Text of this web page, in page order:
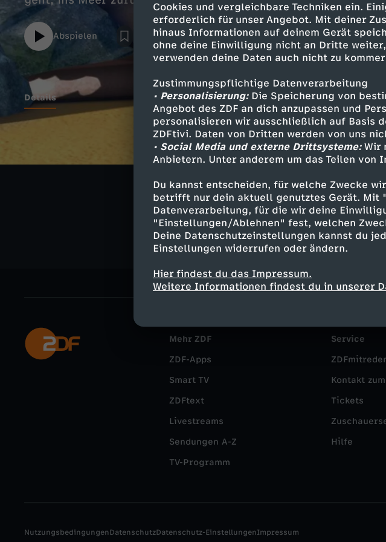
Cookies und vergleichbare Techniken ein.
erforderlich für unser Angebot. Mit deiner
hinaus Informationen auf deinem Gerät
ohne deine Einwilligung nicht an Dritte
verwenden deine Daten auch nicht zu
Zustimmungspflichtige Datenverarbeitung
• Personalisierung:Die Speicherung von
Angebot des ZDF an dich anzupassen und
personalisieren wir ausschließlich auf Basis
ZDFtivi. Daten von Dritten werden von uns
• Social Media und externe Drittsysteme:Wir
Anbietern. Unter anderem um das Teilen von
Du kannst entscheiden, für welche Zwecke
betrifft nur dein aktuell genutztes Gerät. Mit
Datenverarbeitung, für die wir deine
"Einstellungen/Ablehnen" fest, welchen
Deine Datenschutzeinstellungen kannst du
Einstellungen widerrufen oder ändern.
Hier findest du das Impressum.
Weitere Informationen findest du in unserer
Abspielen
Details
Ähnliche Inhalte
Abenteuer Animation fröhlich
Wickie und die starken Männer
Mehr ZDF
ZDF-Apps
Smart TV
ZDFtext
Livestreams
Sendungen A-Z
TV-Programm
Service
Kontakt
Tickets
Hilfe
NutzungsbedingungenDatenschutzDatenschutz-EinstellungenImpressum